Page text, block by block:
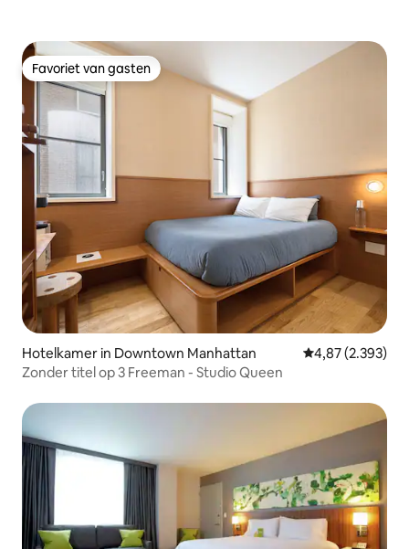
Favoriet van gasten
Favoriet van gasten
Hotelkamer in Downtown Manhattan Gemiddelde
4,87 (2.393)
Zonder titel op 3 Freeman - Studio Queen